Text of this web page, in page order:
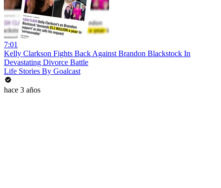
7:01
Kelly Clarkson Fights Back Against Brandon Blackstock In
Devastating Divorce Battle
Life Stories By Goalcast
hace 3 años